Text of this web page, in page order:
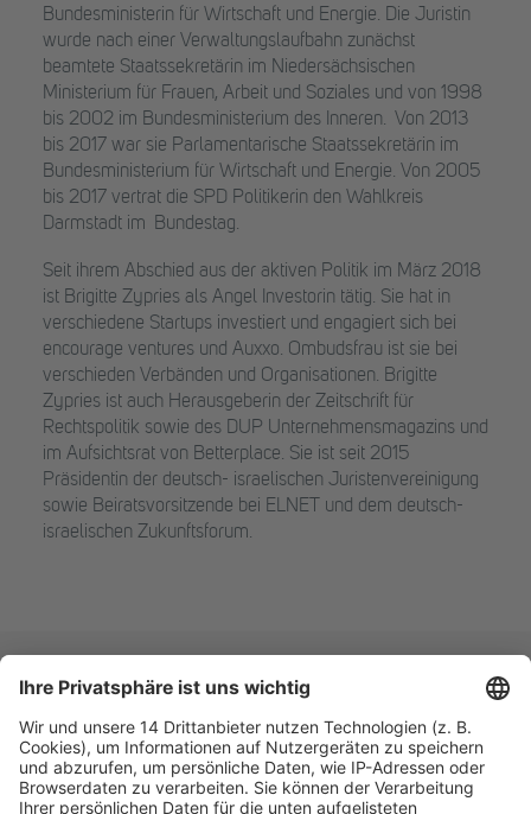
Bundesministerin für Wirtschaft und Energie. Die Juristin
wurde nach einer Verwaltungslaufbahn zunächst
beamtete Staatssekretärin im Niedersächsischen
Ministerium für Frauen, Arbeit und Soziales und von 1998
bis 2002 im Bundesministerium des Inneren. Von 2013
bis 2017 war sie Parlamentarische Staatssekretärin im
Bundesministerium für Wirtschaft und Energie. Von 2005
bis 2017 vertrat die SPD Politikerin den Wahlkreis
Darmstadt im Bundestag.
Seit ihrem Abschied aus der aktiven Politik im März 2018
ist Brigitte Zypries als Angel Investorin tätig. Sie hat in
verschiedene Startups investiert und engagiert sich bei
encourage ventures und Auxxo. Ombudsfrau ist sie bei
verschieden Verbänden und Organisationen. Brigitte
Zypries ist auch Herausgeberin der Zeitschrift für
Rechtspolitik sowie des DUP Unternehmensmagazins und
im Aufsichtsrat von Betterplace. Sie ist seit 2015
Präsidentin der deutsch- israelischen Juristenvereinigung
sowie Beiratsvorsitzende bei ELNET und dem deutsch-
israelischen Zukunftsforum.